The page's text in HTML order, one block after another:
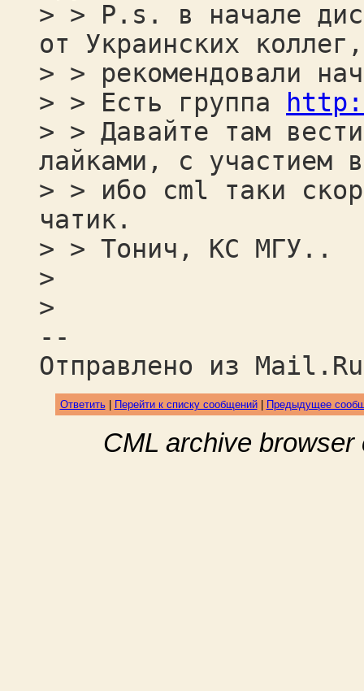
> > P.s. в начале
от Украинских
> > рекомендовали
> > Есть группа
> > Давайте там
лайками, с участием
> > ибо cml таки
чатик.
> > Тонич, КС МГУ..
>
>
--
Отправлено из
Ответить| Перейти к списку сообщений| Предыдущее
CML archive